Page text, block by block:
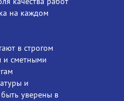
на каждом
в строгом
и сметными
и
уверены в